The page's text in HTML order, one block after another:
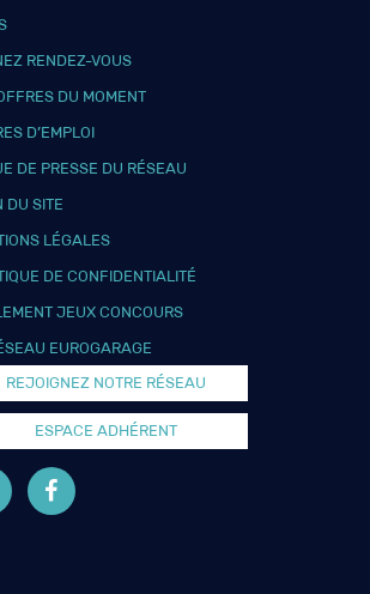
RENDEZ-VOUS
DU MOMENT
D’EMPLOI
DE PRESSE DU RÉSEAU
DU SITE
LÉGALES
DE CONFIDENTIALITÉ
JEUX CONCOURS
EUROGARAGE
REJOIGNEZ NOTRE RÉSEAU
ESPACE ADHÉRENT